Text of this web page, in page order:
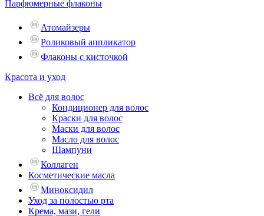
Парфюмерные флаконы
Атомайзеры
Роликовый аппликатор
Флаконы с кисточкой
Красота и уход
Всё для волос
Кондиционер для волос
Краски для волос
Маски для волос
Масло для волос
Шампуни
Коллаген
Косметические масла
Миноксидил
Уход за полостью рта
Крема, мази, гели